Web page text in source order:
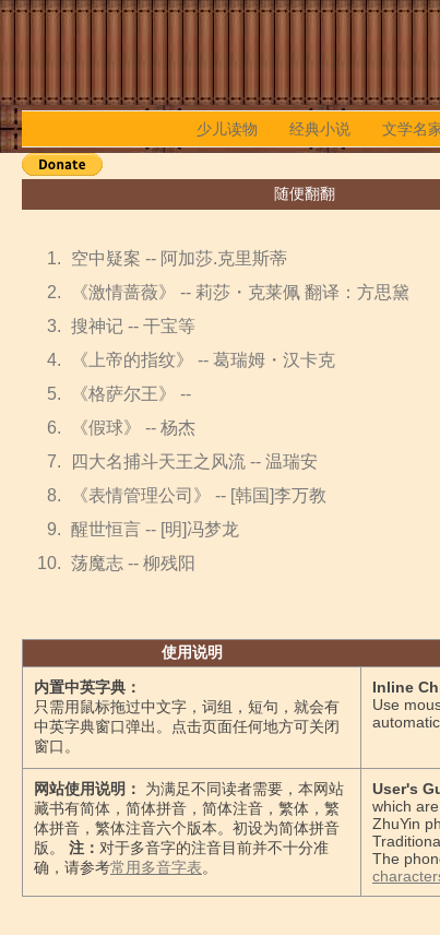
少儿读物 经典小说 文学名
随便翻翻
空中疑案 -- 阿加莎.克里斯蒂
《激情蔷薇》 -- 莉莎・克莱佩 翻译：方思黛
搜神记 -- 干宝等
《上帝的指纹》 -- 葛瑞姆・汉卡克
《格萨尔王》 --
《假球》 -- 杨杰
四大名捕斗天王之风流 -- 温瑞安
《表情管理公司》 -- [韩国]李万教
醒世恒言 -- [明]冯梦龙
荡魔志 -- 柳残阳
使用说明
内置中英字典：
只需用鼠标拖过中文字，词组，短句，就会有
中英字典窗口弹出。点击页面任何地方可关闭
窗口。
Inline
Use
网站使用说明：
为满足不同读者需要，本网站
藏书有简体，简体拼音，简体注音，繁体，繁
体拼音，繁体注音六个版本。初设为简体拼音
版。 注： 对于多音字的注音目前并不十分准
确，请参考常用多音字表。
User's
which
ZhuYin
The